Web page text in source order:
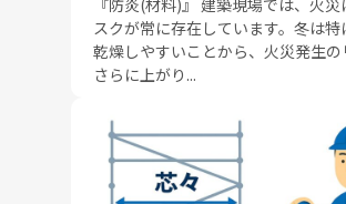
『防炎(材料)』 建築現場では、火災
スクが常に存在しています。冬は特
乾燥しやすいことから、火災発生
さらに上がり...